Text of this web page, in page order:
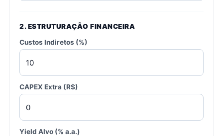
2. ESTRUTURAÇÃO FINANCEIRA
Custos Indiretos (%)
CAPEX Extra (R$)
Yield Alvo (% a.a.)